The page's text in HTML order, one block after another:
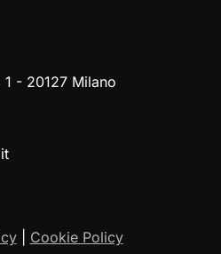
- 20127 Milano
| Cookie Policy